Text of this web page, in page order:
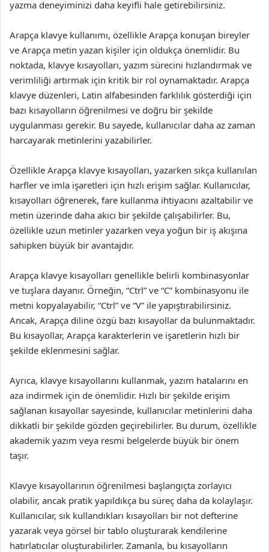
yazma deneyiminizi daha keyifli hale getirebilirsiniz.
Arapça klavye kullanımı, özellikle Arapça konuşan bireyler
ve Arapça metin yazan kişiler için oldukça önemlidir. Bu
noktada, klavye kısayolları, yazım sürecini hızlandırmak ve
verimliliği artırmak için kritik bir rol oynamaktadır. Arapça
klavye düzenleri, Latin alfabesinden farklılık gösterdiği için
bazı kısayolların öğrenilmesi ve doğru bir şekilde
uygulanması gerekir. Bu sayede, kullanıcılar daha az zaman
harcayarak metinlerini yazabilirler.
Özellikle Arapça klavye kısayolları, yazarken sıkça kullanılan
harfler ve imla işaretleri için hızlı erişim sağlar. Kullanıcılar,
kısayolları öğrenerek, fare kullanma ihtiyacını azaltabilir ve
metin üzerinde daha akıcı bir şekilde çalışabilirler. Bu,
özellikle uzun metinler yazarken veya yoğun bir iş akışına
sahipken büyük bir avantajdır.
Arapça klavye kısayolları genellikle belirli kombinasyonlar
ve tuşlara dayanır. Örneğin, “Ctrl” ve “C” kombinasyonu ile
metni kopyalayabilir, “Ctrl” ve “V” ile yapıştırabilirsiniz.
Ancak, Arapça diline özgü bazı kısayollar da bulunmaktadır.
Bu kısayollar, Arapça karakterlerin ve işaretlerin hızlı bir
şekilde eklenmesini sağlar.
Ayrıca, klavye kısayollarını kullanmak, yazım hatalarını en
aza indirmek için de önemlidir. Hızlı bir şekilde erişim
sağlanan kısayollar sayesinde, kullanıcılar metinlerini daha
dikkatli bir şekilde gözden geçirebilirler. Bu durum, özellikle
akademik yazım veya resmi belgelerde büyük bir önem
taşır.
Klavye kısayollarının öğrenilmesi başlangıçta zorlayıcı
olabilir, ancak pratik yapıldıkça bu süreç daha da kolaylaşır.
Kullanıcılar, sık kullandıkları kısayolları bir not defterine
yazarak veya görsel bir tablo oluşturarak kendilerine
hatırlatıcılar oluşturabilirler. Zamanla, bu kısayolların